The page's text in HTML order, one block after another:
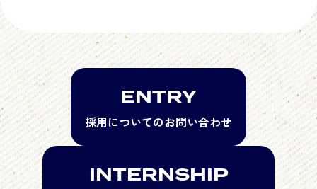
ENTRY
採用についてのお問い合わせ
INTERNSHIP